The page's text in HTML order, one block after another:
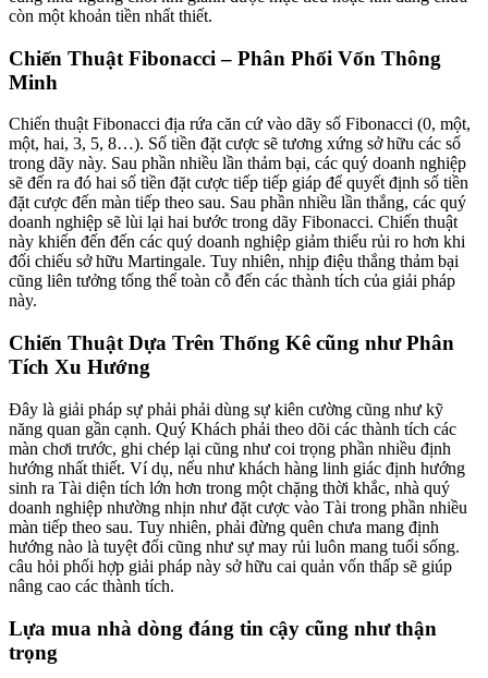
còn một khoản tiền nhất thiết.
Chiến Thuật Fibonacci – Phân Phối Vốn Thông
Minh
Chiến thuật Fibonacci địa rứa căn cứ vào dãy số Fibonacci (0, một,
một, hai, 3, 5, 8…). Số tiền đặt cược sẽ tương xứng sở hữu các số
trong dãy này. Sau phần nhiều lần thảm bại, các quý doanh nghiệp
sẽ đến ra đó hai số tiền đặt cược tiếp tiếp giáp để quyết định số tiền
đặt cược đến màn tiếp theo sau. Sau phần nhiều lần thắng, các quý
doanh nghiệp sẽ lùi lại hai bước trong dãy Fibonacci. Chiến thuật
này khiến đến đến các quý doanh nghiệp giảm thiểu rủi ro hơn khi
đối chiếu sở hữu Martingale. Tuy nhiên, nhịp điệu thắng thảm bại
cũng liên tưởng tổng thể toàn cỗ đến các thành tích của giải pháp
này.
Chiến Thuật Dựa Trên Thống Kê cũng như Phân
Tích Xu Hướng
Đây là giải pháp sự phải phải dùng sự kiên cường cũng như kỹ
năng quan gần cạnh. Quý Khách phải theo dõi các thành tích các
màn chơi trước, ghi chép lại cũng như coi trọng phần nhiều định
hướng nhất thiết. Ví dụ, nếu như khách hàng linh giác định hướng
sinh ra Tài diện tích lớn hơn trong một chặng thời khắc, nhà quý
doanh nghiệp nhường nhịn như đặt cược vào Tài trong phần nhiều
màn tiếp theo sau. Tuy nhiên, phải đừng quên chưa mang định
hướng nào là tuyệt đối cũng như sự may rủi luôn mang tuổi sống.
câu hỏi phối hợp giải pháp này sở hữu cai quản vốn thấp sẽ giúp
nâng cao các thành tích.
Lựa mua nhà dòng đáng tin cậy cũng như thận
trọng